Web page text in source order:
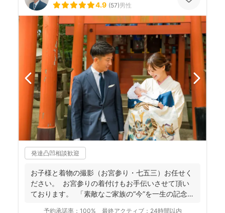
4.9 (57)男性
発達凸凹相談歓迎
お子様と着物の撮影（お宮参り・七五三）お任せく
ださい。 お宮参りの着付けもお手伝いさせて頂い
ております。 「素敵なご家族の“今”を一生の記念
予約承諾率： 100% 最終アクティブ： 24時間以内